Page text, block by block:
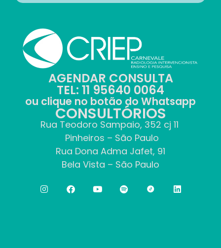
AGENDAR CONSULTA
TEL: 11 95640 0064
ou clique no botão do Whatsapp
CONSULTÓRIOS
Rua Teodoro Sampaio, 352 cj 11
Pinheiros – São Paulo
Rua Dona Adma Jafet, 91
Bela Vista – São Paulo